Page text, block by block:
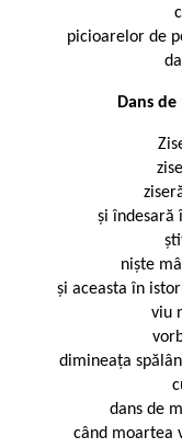
picioarelor de
Dans de
și îndesară
niște
și aceasta în
viu
dimineața
dans de
când moartea